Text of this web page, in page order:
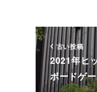
古い投稿
2021年ヒ
ボードゲ